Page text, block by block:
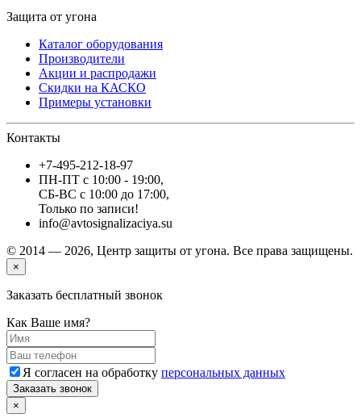
Защита от угона
Каталог оборудования
Производители
Акции и распродажи
Скидки на КАСКО
Примеры установки
Контакты
+7-495-212-18-97
ПН-ПТ с 10:00 - 19:00,
СБ-ВС с 10:00 до 17:00,
Только по записи!
info@avtosignalizaciya.su
© 2014 — 2026, Центр защиты от угона. Все права защищены.
×
Заказать бесплатный звонок
Как Ваше имя?
Я согласен на обработку персональных данных
Заказать звонок
×